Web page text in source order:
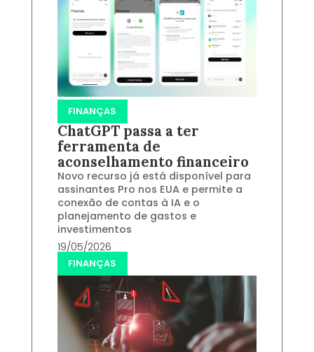
FINANÇAS
ChatGPT passa a ter
ferramenta de
aconselhamento financeiro
Novo recurso já está disponível para
assinantes Pro nos EUA e permite a
conexão de contas à IA e o
planejamento de gastos e
investimentos
19/05/2026
FINANÇAS